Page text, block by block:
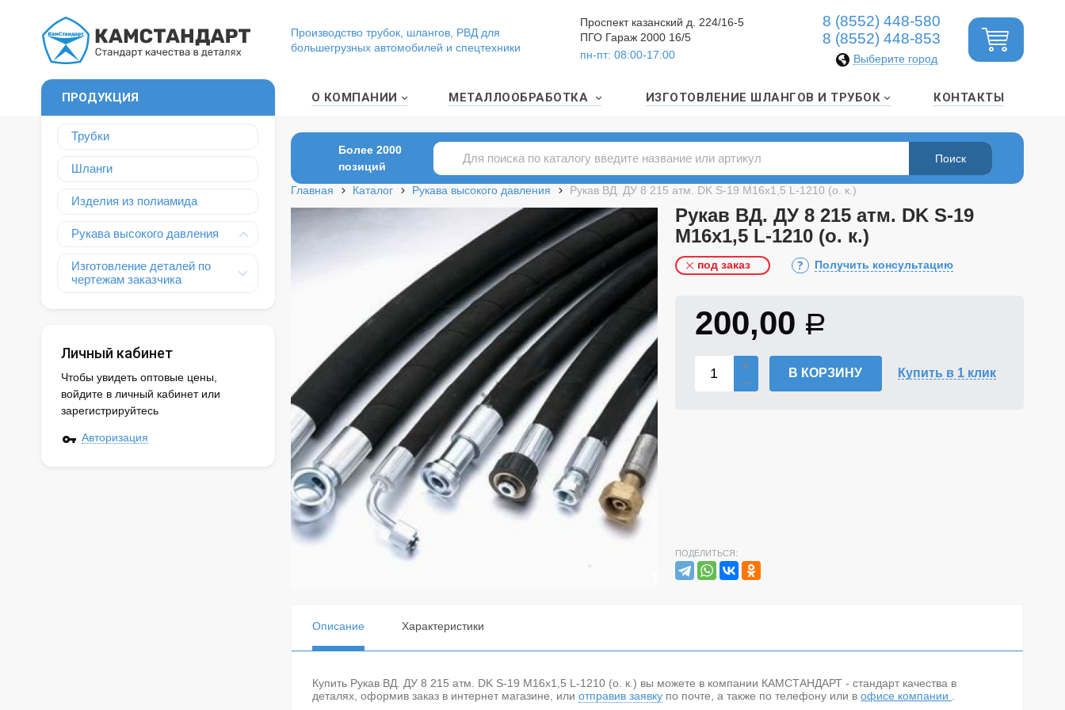
Производство трубок, шлангов, РВД для
большегрузных автомобилей и спецтехники
Проспект казанский д. 224/16-5
ПГО Гараж 2000 16/5
пн-пт: 08:00-17:00
8 (8552) 448-580
8 (8552) 448-853
Выберите город
ПРОДУКЦИЯ
Трубки
Шланги
Изделия из полиамида
Рукава высокого давления
Изготовление деталей по
чертежам заказчика
Личный кабинет
Чтобы увидеть оптовые цены,
войдите в личный кабинет или
зарегистрируйтесь
Авторизация
О КОМПАНИИ МЕТАЛЛООБРАБОТКА ИЗГОТОВЛЕНИЕ ШЛАНГОВ И ТРУБОК КОНТАКТЫ
Более 2000
позиций
Главная
Каталог Рукава высокого давления Рукав ВД. ДУ 8 215 атм. DK S-19 М16х1,5 L-1210 (о. к.)
Рукав ВД. ДУ 8 215 атм. DK S-19
М16х1,5 L-1210 (о. к.)
под заказ Получить консультацию
200,00 Р
В КОРЗИНУ Купить в 1 клик
ПОДЕЛИТЬСЯ:
Описание Характеристики
Купить Рукав ВД. ДУ 8 215 атм. DK S-19 М16х1,5 L-1210 (о. к.) вы можете в компании КАМСТАНДАРТ - стандарт качества в
деталях, оформив заказ в интернет магазине, или отправив заявку по почте, а также по телефону или в офисе компании